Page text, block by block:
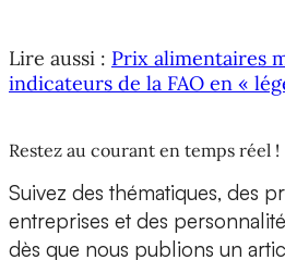
Lire aussi : Prix alimentaires
indicateurs de la FAO en «
Restez au courant en temps réel !
Suivez des thématiques, des
entreprises et des
dès que nous publions un